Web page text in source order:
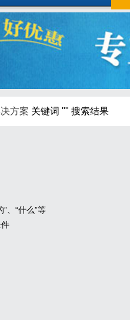
商圈
方案 关键词 "" 搜索结果
、“什么”等